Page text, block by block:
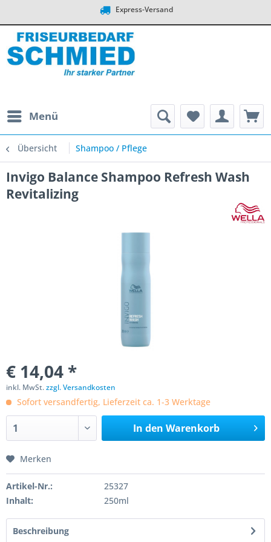
Express-Versand
Menü
Übersicht Shampoo / Pflege
Invigo Balance Shampoo Refresh Wash
Revitalizing
€ 14,04 *
inkl. MwSt.zzgl. Versandkosten
Sofort versandfertig, Lieferzeit ca. 1-3 Werktage
In den Warenkorb
Merken
Artikel-Nr.:
25327
Inhalt:
250ml
Beschreibung